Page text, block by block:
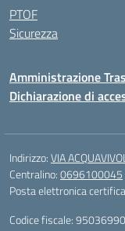
PTOF
Sicurezza
Amministrazione
Dichiarazione di
Indirizzo:VIA
Centralino:0696100045
Posta elettronica
Codice fiscale: